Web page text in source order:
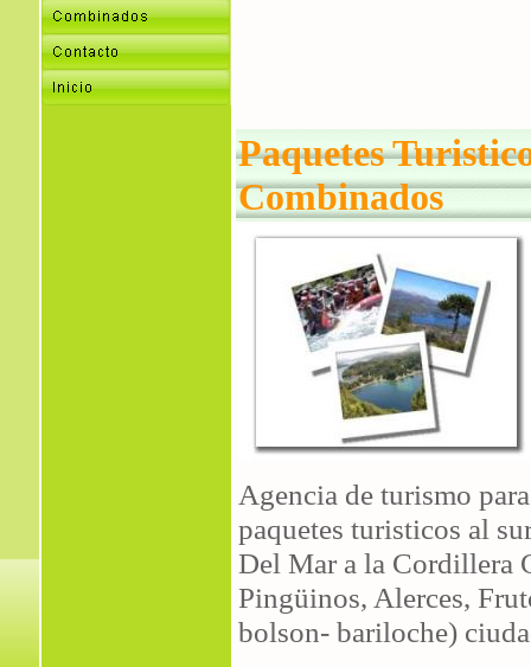
Paquetes
Combinados
Agencia de turismo
paquetes turisticos al
Del Mar a la Cordillera
Pingüinos, Alerces,
bolson- bariloche)